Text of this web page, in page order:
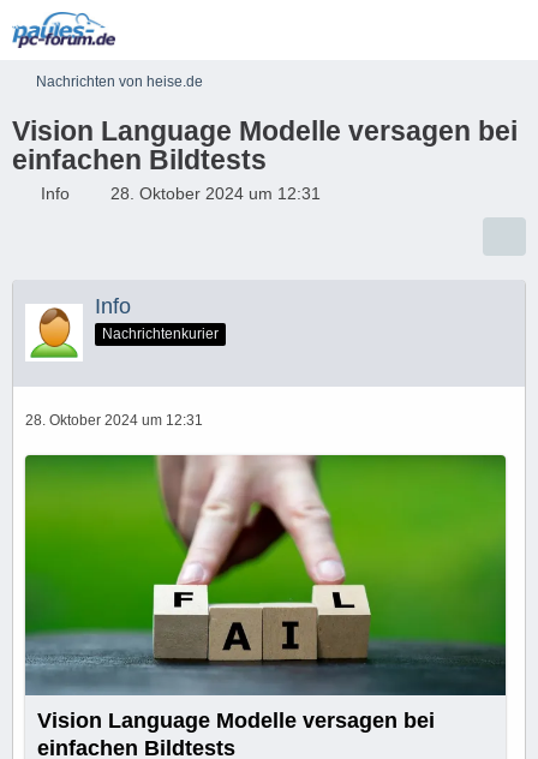
Nachrichten von heise.de
Vision Language Modelle versagen bei
einfachen Bildtests
Info 28. Oktober 2024 um 12:31
Info
Nachrichtenkurier
28. Oktober 2024 um 12:31
Vision Language Modelle versagen bei
einfachen Bildtests